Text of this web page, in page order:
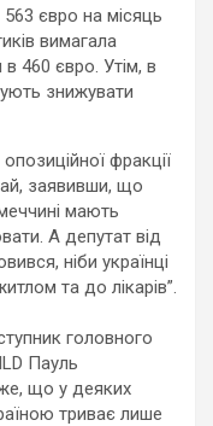
євро на місяць
вимагала
в 460 євро. Утім, в
знижувати
фракції
заявивши, що
мають
А депутат від
ніби українці
та до лікарів”.
головного
Пауль
що у деяких
триває лише